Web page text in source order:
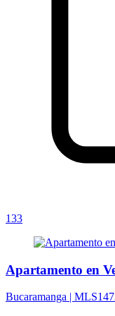
133
Apartamento en
Bucaramanga |